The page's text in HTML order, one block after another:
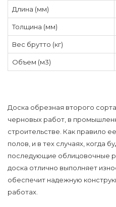
Длина (мм)
Толщина (мм)
Вес брутто (кг)
Объем (м3)
Доска обрезная второго
черновых работ, в
строительстве. Как правило
полов, и в тех случаях, когда
последующие облицовочные
доска отлично выполняет
обеспечит надежную
работах.